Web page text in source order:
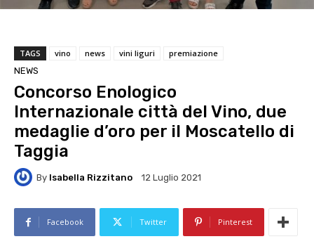
TAGS vino news vini liguri
premiazione
NEWS
Concorso Enologico
Internazionale città del Vino, due
medaglie d’oro per il Moscatello di
Taggia
By Isabella Rizzitano 12 Luglio 2021
Facebook Twitter Pinterest